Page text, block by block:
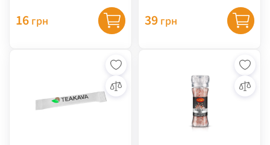
16 грн 39 грн